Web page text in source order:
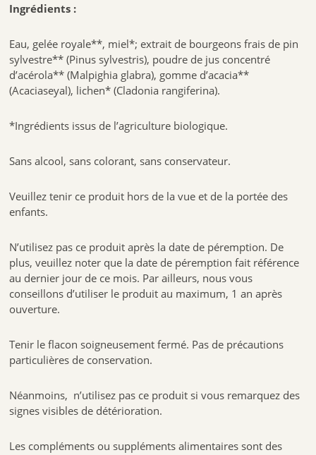
Ingrédients :
Eau, gelée royale**, miel*; extrait de bourgeons frais de pin
sylvestre** (Pinus sylvestris), poudre de jus concentré
d’acérola** (Malpighia glabra), gomme d’acacia**
(Acaciaseyal), lichen* (Cladonia rangiferina).
*Ingrédients issus de l’agriculture biologique.
Sans alcool, sans colorant, sans conservateur.
Veuillez tenir ce produit hors de la vue et de la portée des
enfants.
N’utilisez pas ce produit après la date de péremption. De
plus, veuillez noter que la date de péremption fait référence
au dernier jour de ce mois. Par ailleurs, nous vous
conseillons d’utiliser le produit au maximum, 1 an après
ouverture.
Tenir le flacon soigneusement fermé. Pas de précautions
particulières de conservation.
Néanmoins, n’utilisez pas ce produit si vous remarquez des
signes visibles de détérioration.
Les compléments ou suppléments alimentaires sont des